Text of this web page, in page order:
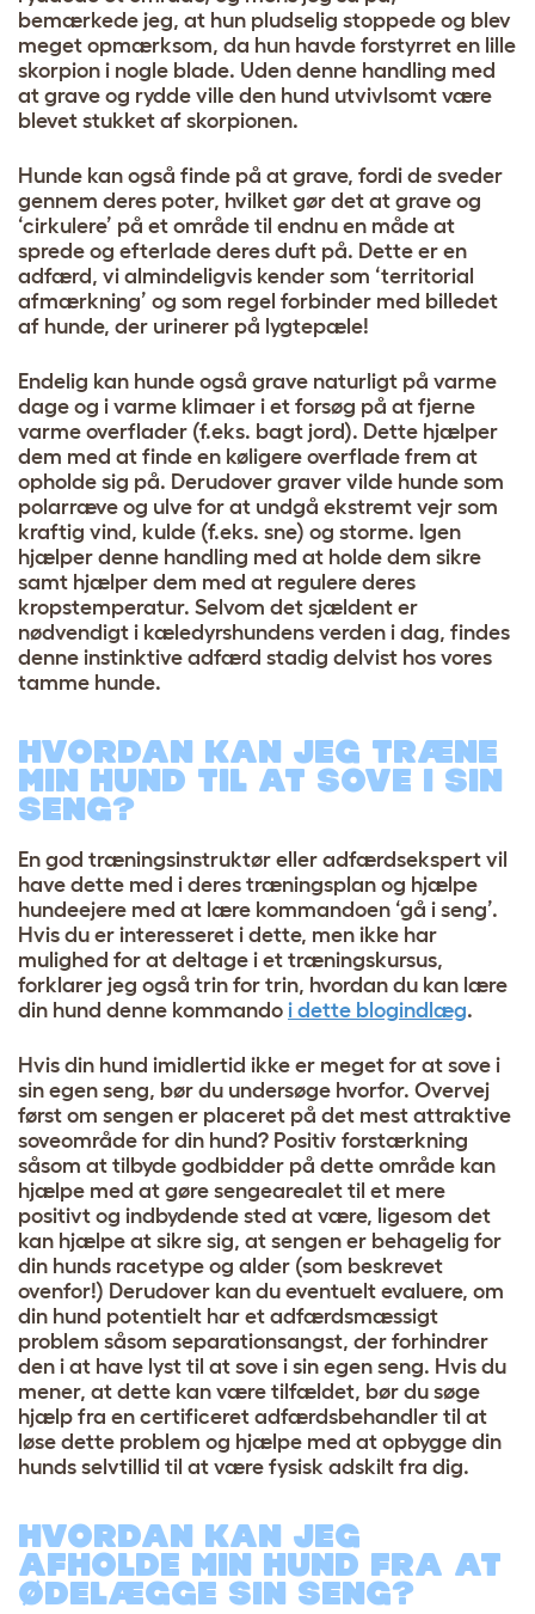
bemærkede jeg, at hun pludselig stoppede og blev
meget opmærksom, da hun havde forstyrret en lille
skorpion i nogle blade. Uden denne handling med
at grave og rydde ville den hund utvivlsomt være
blevet stukket af skorpionen.
Hunde kan også finde på at grave, fordi de sveder
gennem deres poter, hvilket gør det at grave og
‘cirkulere’ på et område til endnu en måde at
sprede og efterlade deres duft på. Dette er en
adfærd, vi almindeligvis kender som ‘territorial
afmærkning’ og som regel forbinder med billedet
af hunde, der urinerer på lygtepæle!
Endelig kan hunde også grave naturligt på varme
dage og i varme klimaer i et forsøg på at fjerne
varme overflader (f.eks. bagt jord). Dette hjælper
dem med at finde en køligere overflade frem at
opholde sig på. Derudover graver vilde hunde som
polarræve og ulve for at undgå ekstremt vejr som
kraftig vind, kulde (f.eks. sne) og storme. Igen
hjælper denne handling med at holde dem sikre
samt hjælper dem med at regulere deres
kropstemperatur. Selvom det sjældent er
nødvendigt i kæledyrshundens verden i dag, findes
denne instinktive adfærd stadig delvist hos vores
tamme hunde.
HVORDAN KAN JEG TRÆNE
MIN HUND TIL AT SOVE I SIN
SENG?
En god træningsinstruktør eller adfærdsekspert vil
have dette med i deres træningsplan og hjælpe
hundeejere med at lære kommandoen ‘gå i seng’.
Hvis du er interesseret i dette, men ikke har
mulighed for at deltage i et træningskursus,
forklarer jeg også trin for trin, hvordan du kan lære
din hund denne kommando i dette blogindlæg.
Hvis din hund imidlertid ikke er meget for at sove i
sin egen seng, bør du undersøge hvorfor. Overvej
først om sengen er placeret på det mest attraktive
soveområde for din hund? Positiv forstærkning
såsom at tilbyde godbidder på dette område kan
hjælpe med at gøre sengearealet til et mere
positivt og indbydende sted at være, ligesom det
kan hjælpe at sikre sig, at sengen er behagelig for
din hunds racetype og alder (som beskrevet
ovenfor!) Derudover kan du eventuelt evaluere, om
din hund potentielt har et adfærdsmæssigt
problem såsom separationsangst, der forhindrer
den i at have lyst til at sove i sin egen seng. Hvis du
mener, at dette kan være tilfældet, bør du søge
hjælp fra en certificeret adfærdsbehandler til at
løse dette problem og hjælpe med at opbygge din
hunds selvtillid til at være fysisk adskilt fra dig.
HVORDAN KAN JEG
AFHOLDE MIN HUND FRA AT
ØDELÆGGE SIN SENG?